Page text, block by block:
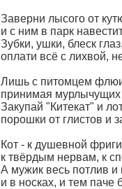
Заверни лысого от
и с ним в парк
Зубки, ушки, блеск
оплати всё с лихвой,
Лишь с питомцем
принимая мурлычущих
Закупай "Китекат" и
порошки от глистов и
Кот - к душевной
к твёрдым нервам, к
А мужик весь потлив и
и в носках, и тем паче